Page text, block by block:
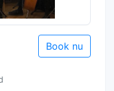
Book nu